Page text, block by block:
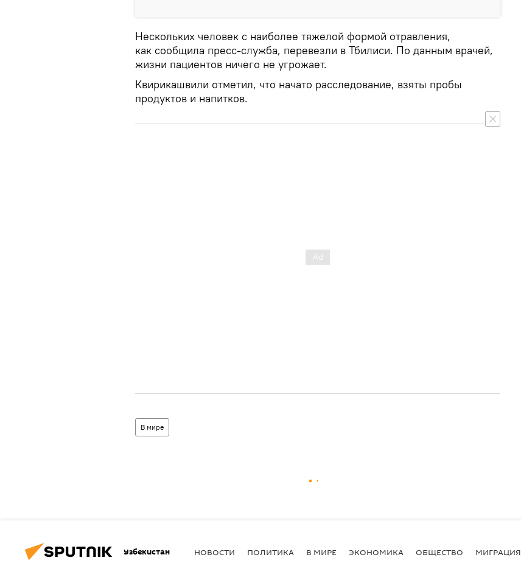
Нескольких человек с наиболее тяжелой формой отравления,
как сообщила пресс-служба, перевезли в Тбилиси. По данным врачей,
жизни пациентов ничего не угрожает.
Квирикашвили отметил, что начато расследование, взяты пробы
продуктов и напитков.
В мире
Узбекистан НОВОСТИ ПОЛИТИКА В МИРЕ ЭКОНОМИКА ОБЩЕСТВО МИГРАЦИЯ